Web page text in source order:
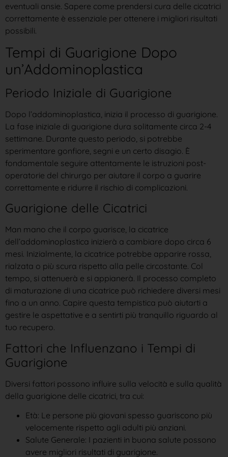
eventuali ansie. Sapere come prendersi cura delle cicatrici
correttamente è essenziale per ottenere i migliori risultati
possibili.
Tempi di Guarigione Dopo
un’Addominoplastica
Periodo Iniziale di Guarigione
Dopo l’addominoplastica, inizia il processo di guarigione.
La fase iniziale di guarigione dura solitamente circa 2-4
settimane. Durante questo periodo, si potrebbe
sperimentare gonfiore, segni e un certo disagio. È
fondamentale seguire attentamente le istruzioni post-
operatorie del chirurgo per aiutare il corpo a guarire
correttamente e ridurre il rischio di complicazioni.
Guarigione delle Cicatrici
Man mano che il corpo guarisce, la cicatrice
dell’addominoplastica inizierà a cambiare dopo circa 6
mesi. Inizialmente, la cicatrice potrebbe apparire rossa,
rialzata o più scura rispetto alla pelle circostante. Col
tempo, si attenuerà e si appianerà. Il processo completo
di maturazione di una cicatrice può richiedere diversi mesi
fino a un anno. Capire questa tempistica può aiutarti a
gestire le aspettative e a sentirti più tranquillo riguardo al
tuo recupero.
Fattori che Influenzano i Tempi di
Guarigione
Diversi fattori possono influire sulla velocità e sulla qualità
della guarigione delle cicatrici, tra cui:
Età: Le persone più giovani spesso guariscono più
velocemente rispetto agli adulti più anziani.
Salute Generale: I pazienti in buona salute possono
avere migliori risultati di guarigione.